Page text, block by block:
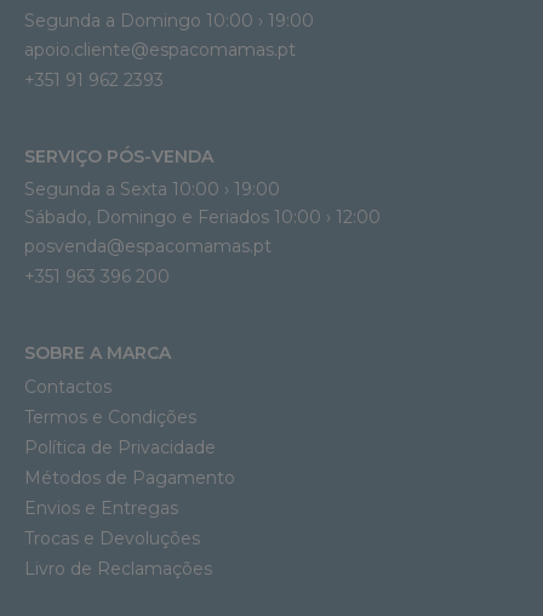
Segunda a Domingo 10:00 › 19:00
apoio.cliente@espacomamas.pt
+351 91 962 2393
SERVIÇO PÓS-VENDA
Segunda a Sexta 10:00 › 19:00
Sábado, Domingo e Feriados 10:00 › 12:00
posvenda@espacomamas.pt
+351 963 396 200
SOBRE A MARCA
Contactos
Termos e Condições
Política de Privacidade
Métodos de Pagamento
Envios e Entregas
Trocas e Devoluções
Livro de Reclamações